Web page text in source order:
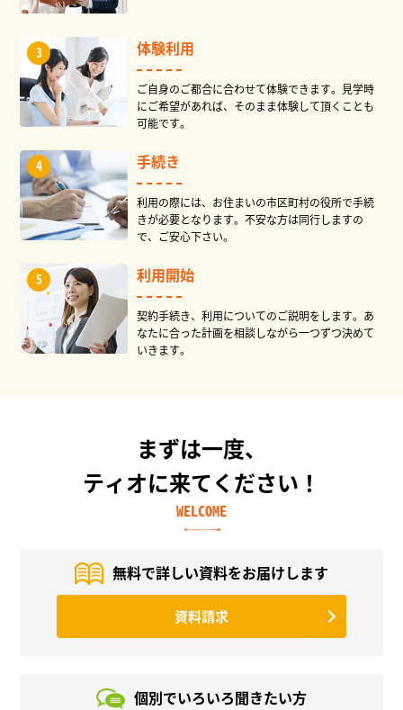
体験利用
ご自身のご都合に合わせて体験できます。見学時
にご希望があれば、そのまま体験して頂くことも
可能です。
手続き
利用の際には、お住まいの市区町村の役所で手続
きが必要となります。不安な方は同行しますの
で、ご安心下さい。
利用開始
契約手続き、利用についてのご説明をします。あ
なたに合った計画を相談しながら一つずつ決めて
いきます。
まずは一度、
ティオに来てください！
WELCOME
無料で詳しい資料をお届けします
資料請求
個別でいろいろ聞きたい方